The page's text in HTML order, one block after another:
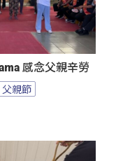
感念父親辛勞
父親節